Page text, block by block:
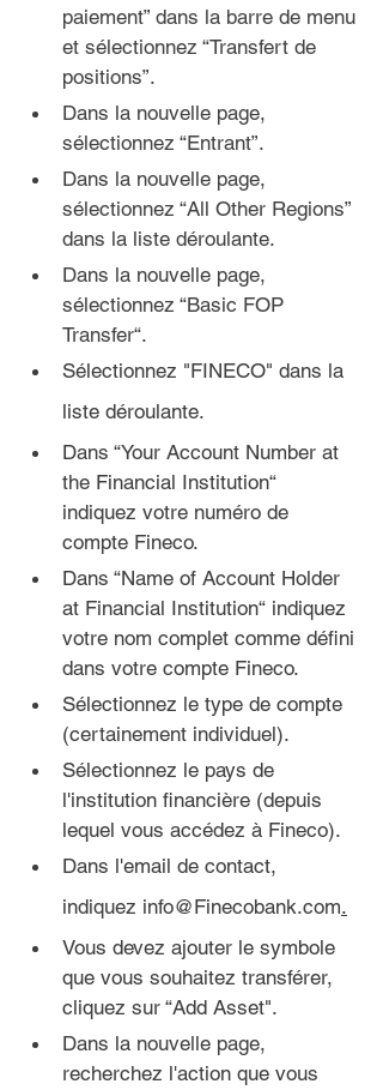
paiement” dans la barre de menu
et sélectionnez “Transfert de
positions”.
Dans la nouvelle page,
sélectionnez “Entrant”.
Dans la nouvelle page,
sélectionnez “All Other Regions”
dans la liste déroulante.
Dans la nouvelle page,
sélectionnez “Basic FOP
Transfer“.
Sélectionnez "FINECO" dans la
liste déroulante.
Dans “Your Account Number at
the Financial Institution“
indiquez votre numéro de
compte Fineco.
Dans “Name of Account Holder
at Financial Institution“ indiquez
votre nom complet comme défini
dans votre compte Fineco.
Sélectionnez le type de compte
(certainement individuel).
Sélectionnez le pays de
l'institution financière (depuis
lequel vous accédez à Fineco).
Dans l'email de contact,
indiquez info@Finecobank.com.
Vous devez ajouter le symbole
que vous souhaitez transférer,
cliquez sur “Add Asset".
Dans la nouvelle page,
recherchez l'action que vous